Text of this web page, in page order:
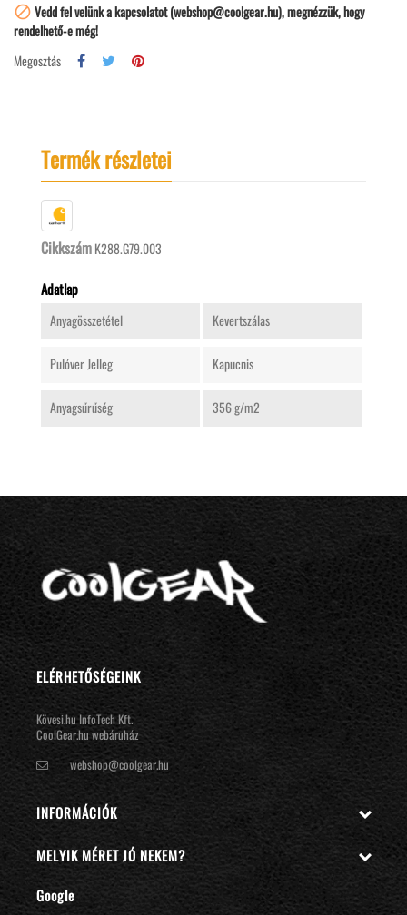
 Vedd fel velünk a kapcsolatot (webshop@coolgear.hu), megnézzük, hogy
rendelhető-e még!
Megosztás
Termék részletei
CikkszámK288.G79.003
Adatlap
Anyagösszetétel Kevertszálas
Pulóver Jelleg Kapucnis
Anyagsűrűség 356 g/m2
ELÉRHETŐSÉGEINK
Kövesi.hu InfoTech Kft.
CoolGear.hu webáruház
webshop@coolgear.hu
INFORMÁCIÓK 
MELYIK MÉRET JÓ NEKEM? 
Google